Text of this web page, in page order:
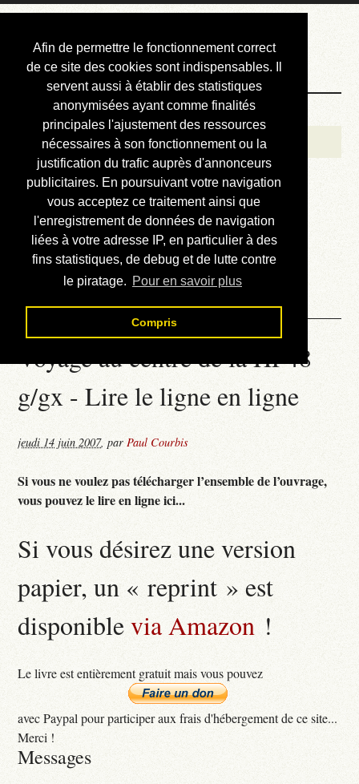
Afin de permettre le fonctionnement correct
de ce site des cookies sont indispensables. Il
servent aussi à établir des statistiques
anonymisées ayant comme finalités
principales l'ajustement des ressources
nécessaires à son fonctionnement ou la
justification du trafic auprès d'annonceurs
publicitaires. En poursuivant votre navigation
vous acceptez ce traitement ainsi que
l'enregistrement de données de navigation
liées à votre adresse IP, en particulier à des
fins statistiques, de debug et de lutte contre
le piratage. Pour en savoir plus
Compris
Courbis, « LE »
Blog Officiel
Bienvenue
Réalisations
Divers (et d’été)
Annonces
Liens externes
Téléchargement
Contact
Voyage au centre de la HP48
g/gx - Lire le ligne en ligne
jeudi 14 juin 2007,parPaul Courbis
Si vous ne voulez pas télécharger l’ensemble de l’ouvrage,
vous pouvez le lire en ligne ici...
Si vous désirez une version
papier, un « reprint » est
disponiblevia Amazon !
Le livre est entièrement gratuit mais vous pouvez
avec Paypal pour participer aux frais d'hébergement de ce site...
Merci !
Messages